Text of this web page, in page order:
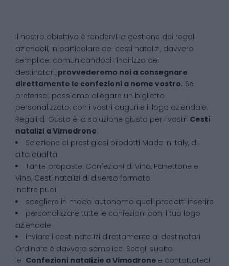
Il nostro obiettivo è rendervi la gestione dei regali
aziendali, in particolare dei cesti natalizi, davvero
semplice: comunicandoci l’indirizzo dei
destinatari, provvederemo noi a consegnare
direttamente le confezioni a nome vostro. Se
preferisci, possiamo allegare un biglietto
personalizzato, con i vostri auguri e il logo aziendale.
Regali di Gusto è la soluzione giusta per i vostri Cesti
natalizi aVimodrone:
Selezione di prestigiosi prodotti Made in Italy, di
alta qualità
Tante proposte: Confezioni di Vino, Panettone e
Vino, Cesti natalizi di diverso formato
Inoltre puoi:
scegliere in modo autonomo quali prodotti inserire
personalizzare tutte le confezioni con il tuo logo
aziendale
inviare i cesti natalizi direttamente ai destinatari
Ordinare è davvero semplice. Scegli subito
le Confezioni natalizie aVimodrone e contattateci